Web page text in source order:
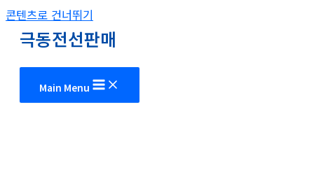
콘텐츠로 건너뛰기
극동전선판매
Main Menu